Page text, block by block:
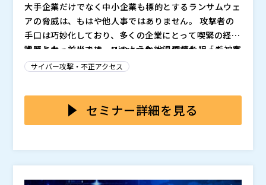
大手企業だけでなく中小企業も標的とするランサムウェ
アの脅威は、もはや他人事ではありません。 攻撃者の
手口は巧妙化しており、多くの企業にとって喫緊の経営
課題となっています。このような状況のなか、「データ
はクラウド環境にあるので安心」、「Microsoft 365／
本セミナー前半では、Microsoft 365 環境を狙った被害
事例や、ユーザーが陥りがちな落とし穴について取り上
ら、クラウド環境においても企業が主体的にデータ保護
対策を講じることの重要性について解説します。
ネスの継続性を守るための「最後の砦」となる効果的な
バックアップ戦略について、他社事例を紹介しつつ、対
を抑えつつ、確実なバックアップ運用を実現する方法に
ついて、最適なソリューションを紹介します。 Micros
oft 365 のデータ保護対策に不安を持つ IT 部門の方は
※2026年1月に開催し、ご好評をいただいたセミナーの
サイバー攻撃・不正アクセス
セミナー詳細を見る